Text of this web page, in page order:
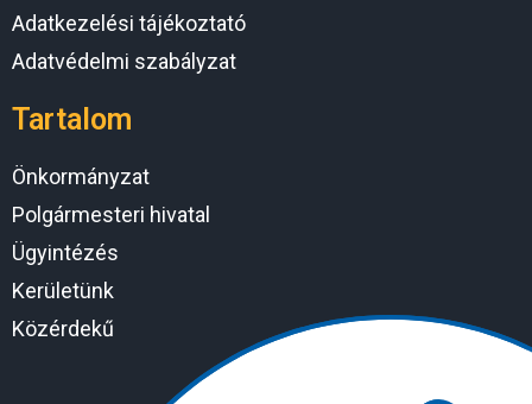
Adatkezelési tájékoztató
Adatvédelmi szabályzat
Tartalom
Önkormányzat
Polgármesteri hivatal
Ügyintézés
Kerületünk
Közérdekű